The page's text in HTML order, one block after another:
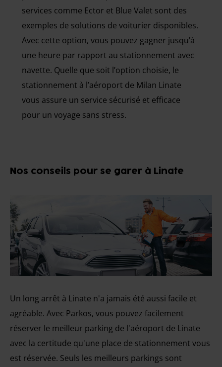
services comme Ector et Blue Valet sont des
exemples de solutions de voiturier disponibles.
Avec cette option, vous pouvez gagner jusqu’à
une heure par rapport au stationnement avec
navette. Quelle que soit l’option choisie, le
stationnement à l’aéroport de Milan Linate
vous assure un service sécurisé et efficace
pour un voyage sans stress.
Nos conseils pour se garer à Linate
Un long arrêt à Linate n'a jamais été aussi facile et
agréable. Avec Parkos, vous pouvez facilement
réserver le meilleur parking de l'aéroport de Linate
avec la certitude qu'une place de stationnement vous
est réservée. Seuls les meilleurs parkings sont